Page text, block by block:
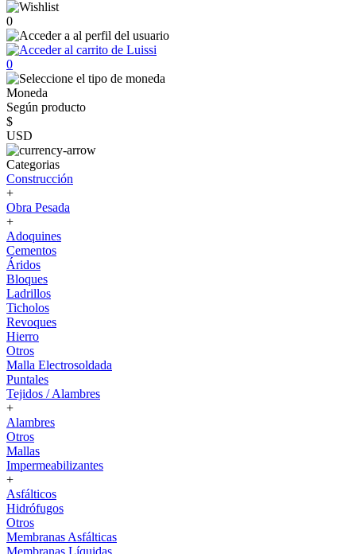
0
0
Moneda
Según producto
$
USD
Categorias
Construcción
+
Obra Pesada
+
Adoquines
Cementos
Áridos
Bloques
Ladrillos
Ticholos
Revoques
Hierro
Otros
Malla Electrosoldada
Puntales
Tejidos / Alambres
+
Alambres
Otros
Mallas
Impermeabilizantes
+
Asfálticos
Hidrófugos
Otros
Membranas Asfálticas
Membranas Líquidas